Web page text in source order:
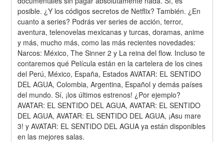
posible. ¿Y los códigos secretos de Netflix? También. ¿En
cuanto a series? Podrás ver series de acción, terror,
aventura, telenovelas mexicanas y turcas, doramas, anime
y más, mucho más, como las más recientes novedades:
Narcos: México, The Sinner 2 y La reina del flow. Incluso te
contaremos qué Película están en la cartelera de los cines
del Perú, México, España, Estados AVATAR: EL SENTIDO
DEL AGUA, Colombia, Argentina, Español y demás países
del mundo. Sí, ¡los últimos estrenos! ¿Por ejemplo?
AVATAR: EL SENTIDO DEL AGUA, AVATAR: EL SENTIDO
DEL AGUA, AVATAR: EL SENTIDO DEL AGUA, ¡Asu mare
3! y AVATAR: EL SENTIDO DEL AGUA ya están disponibles
en las mejores salas.